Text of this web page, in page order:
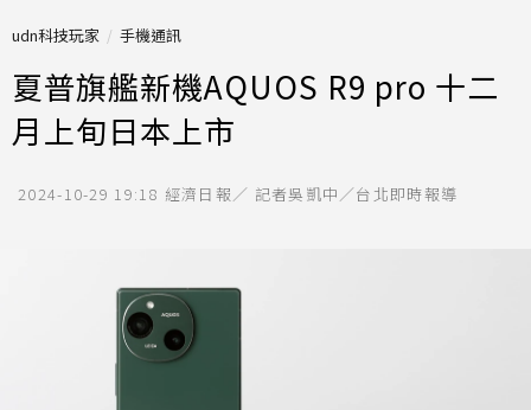
udn科技玩家 手機通訊
夏普旗艦新機AQUOS R9 pro 十二
月上旬日本上市
2024-10-29 19:18 經濟日報／ 記者吳凱中／台北即時報導